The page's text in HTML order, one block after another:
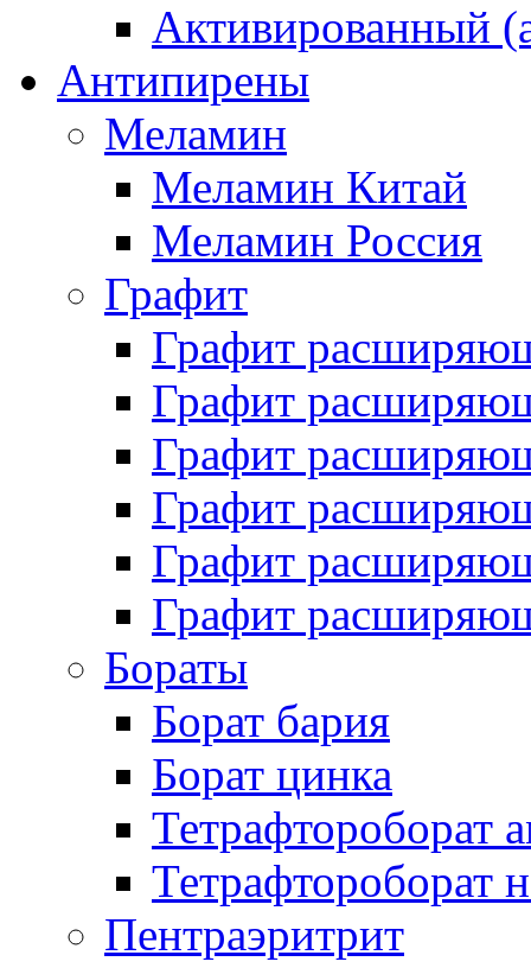
Активированный
Антипирены
Меламин
Меламин Китай
Меламин Россия
Графит
Графит
Графит
Графит
Графит
Графит
Графит
Бораты
Борат бария
Борат цинка
Тетрафтороборат
Тетрафтороборат
Пентраэритрит